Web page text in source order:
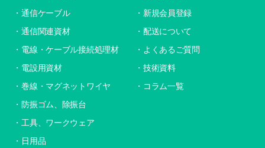
通信ケーブル
通信関連資材
電線・ケーブル接続処理材
電設用資材
巻線・マグネットワイヤ
防振ゴム、除振台
工具、ワークウェア
日用品
新規会員登録
配送について
よくあるご質問
技術資料
コラム一覧